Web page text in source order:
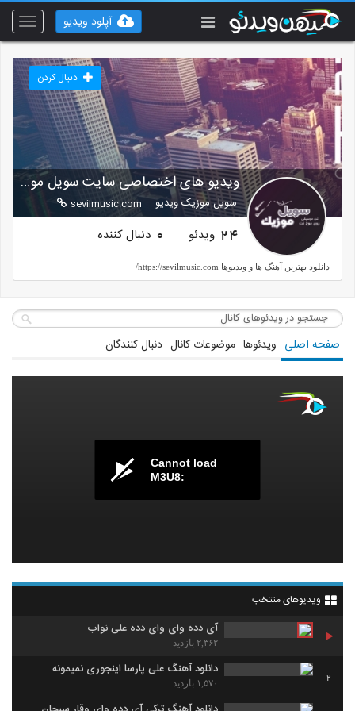
Toggle
آپلود ویدیو
ویدیو های اختصاصی سایت سویل موزیک
سویل موزیک ویدیو sevilmusic.com
دنبال کردن
24 ویدئو 0 دنبال کننده
دانلود بهترین آهنگ ها و ویدیوها https://sevilmusic.com/
صفحه اصلی ویدئوها موضوعات کانال دنبال کنندگان
Cannot load
M3U8:
ویدیوهای منتخب
آی دده وای وای دده علی نواب
۲,۳۶۲ بازدید
2
دانلود آهنگ علی پارسا اینجوری نمیمونه
۱,۵۷۰ بازدید